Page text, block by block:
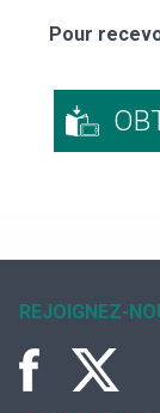
Pour
REJOIGNEZ-